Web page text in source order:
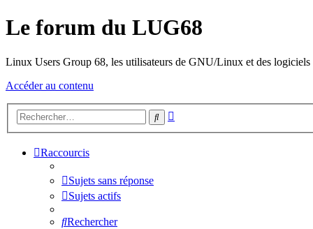
Le forum du LUG68
Linux Users Group 68, les utilisateurs de GNU/Linux et des
Accéder au contenu
Rechercher
Raccourcis
Sujets sans réponse
Sujets actifs
Rechercher